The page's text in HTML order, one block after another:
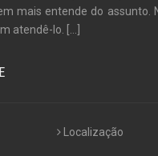
mais entende do assunto.
atendê-lo.
Localização